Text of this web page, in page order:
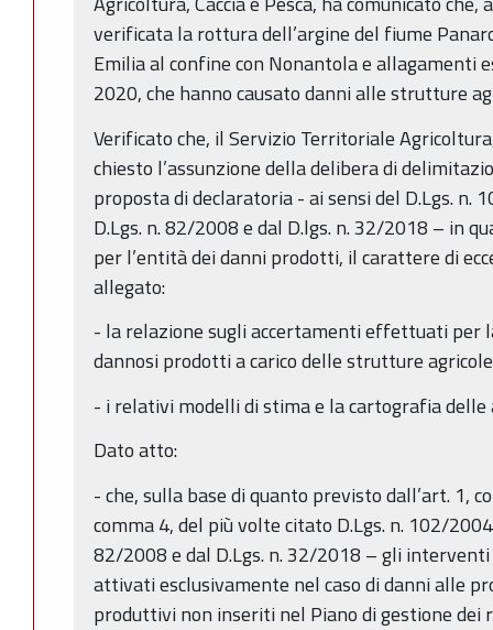
verificata la rottura dell’argine del fiume
Emilia al confine con Nonantola e allagamenti
2020, che hanno causato danni alle strutture
Verificato che, il Servizio Territoriale
chiesto l’assunzione della delibera di
proposta di declaratoria - ai sensi del D.Lgs. n.
D.Lgs. n. 82/2008 e dal D.lgs. n. 32/2018 – in
per l’entità dei danni prodotti, il carattere di
allegato:
- la relazione sugli accertamenti effettuati
dannosi prodotti a carico delle strutture
- i relativi modelli di stima e la cartografia delle
Dato atto:
- che, sulla base di quanto previsto dall’art. 1,
comma 4, del più volte citato D.Lgs. n. 102/
82/2008 e dal D.Lgs. n. 32/2018 – gli
attivati esclusivamente nel caso di danni alle
produttivi non inseriti nel Piano di gestione dei